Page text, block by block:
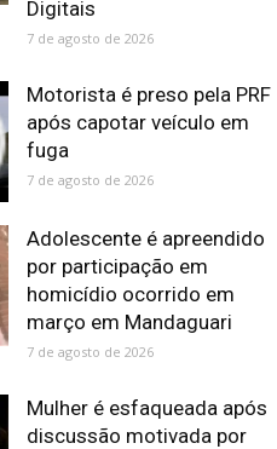
Digitais
7 de agosto de 2026
Motorista é preso pela PRF
após capotar veículo em
fuga
7 de agosto de 2026
Adolescente é apreendido
por participação em
homicídio ocorrido em
março em Mandaguari
7 de agosto de 2026
Mulher é esfaqueada após
discussão motivada por